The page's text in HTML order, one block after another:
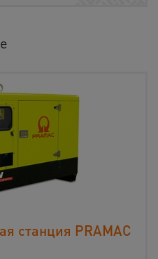
станция PRAMAC